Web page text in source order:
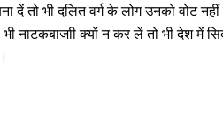
दें तो भी दलित वर्ग के लोग उनको वोट
नाटकबाजाी क्यों न कर लें तो भी देश